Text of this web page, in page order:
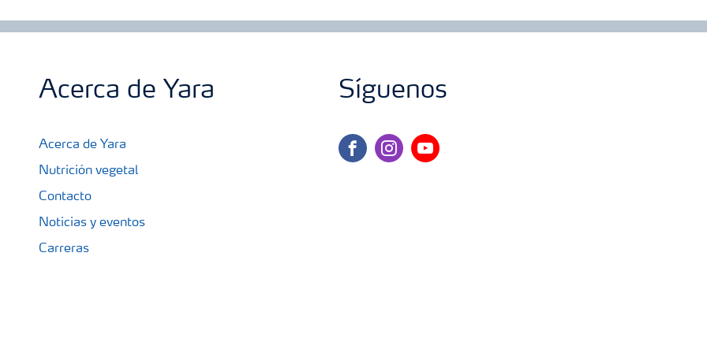
Acerca de Yara
Acerca de Yara
Nutrición vegetal
Contacto
Noticias y eventos
Carreras
Síguenos
facebookinstagram
youtube